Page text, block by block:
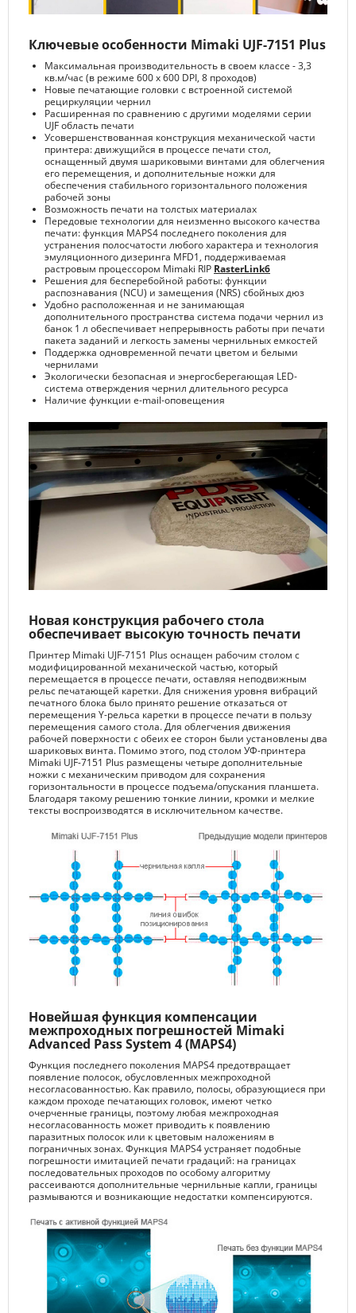
Ключевые особенности Mimaki UJF-7151 Plus
Максимальная производительность в своем классе - 3,3
кв.м/час (в режиме 600 х 600 DPI, 8 проходов)
Новые печатающие головки с встроенной системой
рециркуляции чернил
Расширенная по сравнению с другими моделями серии
UJF область печати
Усовершенствованная конструкция механической части
принтера: движущийся в процессе печати стол,
оснащенный двумя шариковыми винтами для облегчения
его перемещения, и дополнительные ножки для
обеспечения стабильного горизонтального положения
рабочей зоны
Возможность печати на толстых материалах
Передовые технологии для неизменно высокого качества
печати: функция MAPS4 последнего поколения для
устранения полосчатости любого характера и технология
эмуляционного дизеринга MFD1, поддерживаемая
растровым процессором Mimaki RIP RasterLink6
Решения для бесперебойной работы: функции
распознавания (NCU) и замещения (NRS) сбойных дюз
Удобно расположенная и не занимающая
дополнительного пространства система подачи чернил из
банок 1 л обеспечивает непрерывность работы при печати
пакета заданий и легкость замены чернильных емкостей
Поддержка одновременной печати цветом и белыми
чернилами
Экологически безопасная и энергосберегающая LED-
система отверждения чернил длительного ресурса
Наличие функции e-mail-оповещения
Новая конструкция рабочего стола
обеспечивает высокую точность печати
Принтер Mimaki UJF-7151 Plus оснащен рабочим столом с
модифицированной механической частью, который
перемещается в процессе печати, оставляя неподвижным
рельс печатающей каретки. Для снижения уровня вибраций
печатного блока было принято решение отказаться от
перемещения Y-рельса каретки в процессе печати в пользу
перемещения самого стола. Для облегчения движения
рабочей поверхности с обеих ее сторон были установлены два
шариковых винта. Помимо этого, под столом УФ-принтера
Mimaki UJF-7151 Plus размещены четыре дополнительные
ножки с механическим приводом для сохранения
горизонтальности в процессе подъема/опускания планшета.
Благодаря такому решению тонкие линии, кромки и мелкие
тексты воспроизводятся в исключительном качестве.
Новейшая функция компенсации
межпроходных погрешностей Mimaki
Advanced Pass System 4 (MAPS4)
Функция последнего поколения MAPS4 предотвращает
появление полосок, обусловленных межпроходной
несогласованностью. Как правило, полосы, образующиеся при
каждом проходе печатающих головок, имеют четко
очерченные границы, поэтому любая межпроходная
несогласованность может приводить к появлению
паразитных полосок или к цветовым наложениям в
пограничных зонах. Функция MAPS4 устраняет подобные
погрешности имитацией печати градаций: на границах
последовательных проходов по особому алгоритму
рассеиваются дополнительные чернильные капли, границы
размываются и возникающие недостатки компенсируются.